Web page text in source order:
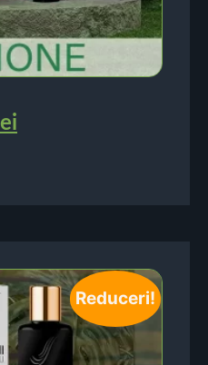
lei
Reduceri!